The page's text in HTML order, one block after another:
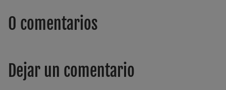
0 comentarios
Dejar un comentario